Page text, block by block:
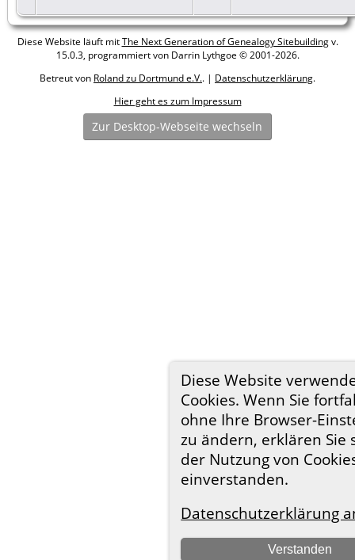
Diese Website
Cookies. Wenn Sie
ohne Ihre Browser-
zu ändern, erklären Sie
der Nutzung von
einverstanden.
Datenschutzerklärung
Verstanden
Diese Website läuft mitThe Next Generation of Genealogy Sitebuildingv.
15.0.3, programmiert von Darrin Lythgoe © 2001-2026.
Betreut von Roland zu Dortmund e.V.. | Datenschutzerklärung.
Hier geht es zum Impressum
Zur Desktop-Webseite wechseln